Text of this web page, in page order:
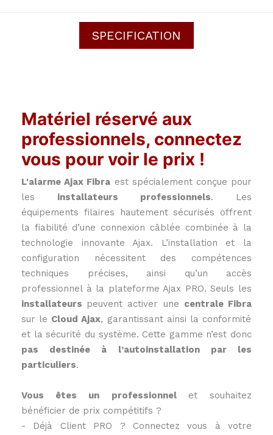
SPECIFICATION
Matériel réservé aux
professionnels, connectez
vous pour voir le prix !
L'alarme Ajax Fibra est spécialement conçue pour
les installateurs professionnels. Les
équipements filaires hautement sécurisés offrent
la fiabilité d’une connexion câblée combinée à la
technologie innovante Ajax. L’installation et la
configuration nécessitent des compétences
techniques précises, ainsi qu’un accès
professionnel à la plateforme Ajax PRO. Seuls les
installateurs peuvent activer une centrale Fibra
sur le Cloud Ajax, garantissant ainsi la conformité
et la sécurité du système. Cette gamme n’est donc
pas destinée à l’autoinstallation par les
particuliers.
Vous êtes un professionnel et souhaitez
bénéficier de prix compétitifs ?
- Déjà Client PRO ? Connectez vous à votre